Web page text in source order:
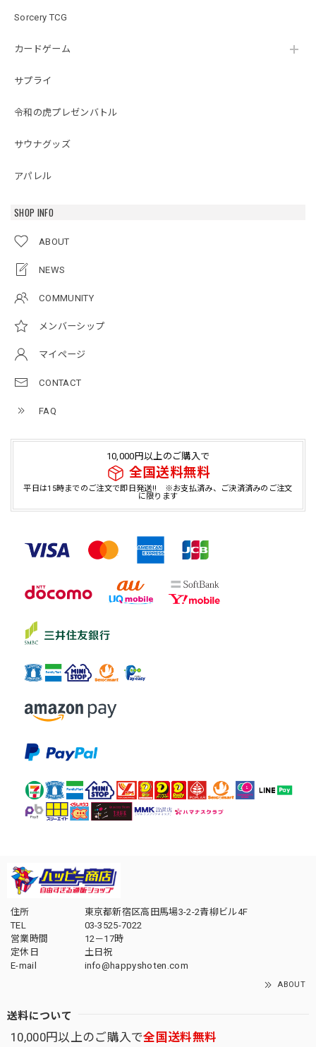
Sorcery TCG
カードゲーム
サプライ
令和の虎プレゼンバトル
サウナグッズ
アパレル
SHOP INFO
ABOUT
NEWS
COMMUNITY
メンバーシップ
マイページ
CONTACT
FAQ
10,000円以上のご購入で
全国送料無料
平日は15時までのご注文で即日発送!! ※お支払済み、ご決済済みのご注文
に限ります
住所
東京都新宿区高田馬場3-2-2青柳ビル4F
TEL
03-3525-7022
営業時間
12－17時
定休日
土日祝
E-mail
info@happyshoten.com
ABOUT
送料について
10,000円以上のご購入で全国送料無料